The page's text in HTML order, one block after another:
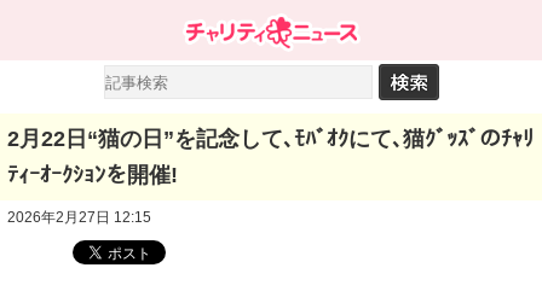
2月22日“猫の日”を記念して､ﾓﾊﾞｵｸにて､猫ｸﾞｯｽﾞのﾁｬﾘ
ﾃｨｰｵｰｸｼｮﾝを開催!
2026年2月27日 12:15